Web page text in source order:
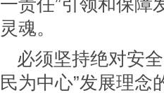
一责任”引领和保障
灵魂。
必须坚持绝对安
民为中心”发展理